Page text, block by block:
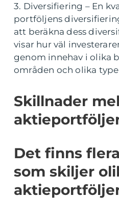
3. Diversifiering – En
portföljens
att beräkna dess
visar hur väl
genom innehav i olika
områden och olika
Skillnader
Det finns
som skiljer